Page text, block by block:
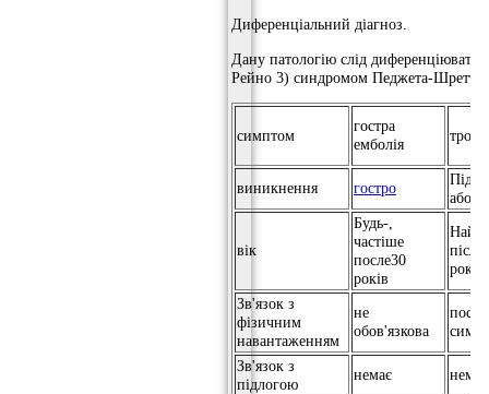
Диференціальний діагноз.
Дану патологію слід диференціювати
Рейно 3) синдромом Педжета-
симптом
гостра
емболія
виникнення гостро
або
вік
Будь-,
частіше
после30
років
після
років
Зв'язок з
фізичним
навантаженням
не
обов'язкова
Зв'язок з
підлогою
немає немає